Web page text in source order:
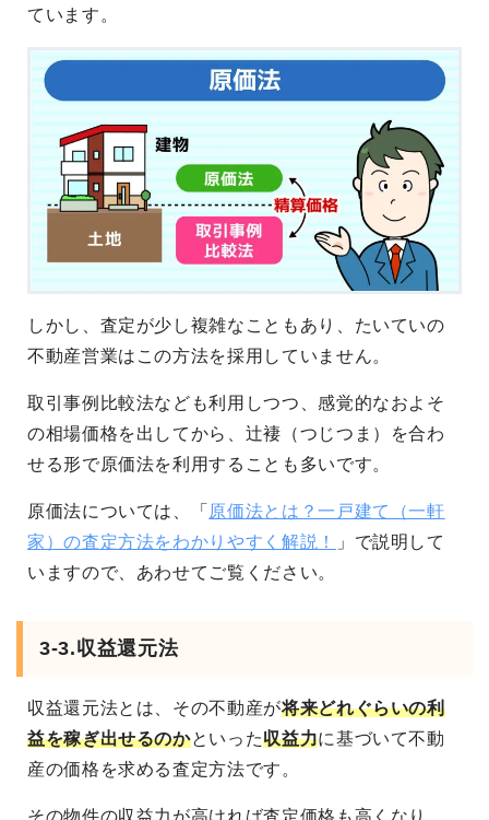
ています。
しかし、査定が少し複雑なこともあり、たいていの
不動産営業はこの方法を採用していません。
取引事例比較法なども利用しつつ、感覚的なおよそ
の相場価格を出してから、辻褄（つじつま）を合わ
せる形で原価法を利用することも多いです。
原価法については、「 原価法とは？一戸建て（一軒
家）の査定方法をわかりやすく解説！
」で説明して
いますので、あわせてご覧ください。
3-3.収益還元法
収益還元法とは、その不動産が将来どれぐらいの利
益を稼ぎ出せるのかといった収益力に基づいて不動
産の価格を求める査定方法です。